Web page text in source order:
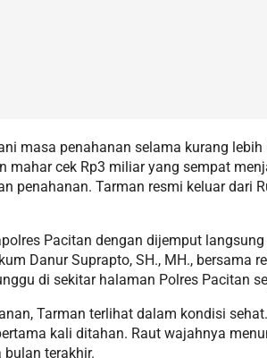
masa penahanan selama kurang
mahar cek Rp3 miliar yang sempat
penahanan. Tarman resmi keluar dari
Pacitan dengan dijemput
Danur Suprapto, SH., MH., bersama
di sekitar halaman Polres Pacitan
Tarman terlihat dalam kondisi
kali ditahan. Raut wajahnya
terakhir.